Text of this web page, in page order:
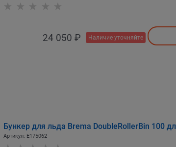
24 050 ₽ Наличие уточняйте
Бункер для льда Brema DoubleRollerBin 100
Артикул: E175062